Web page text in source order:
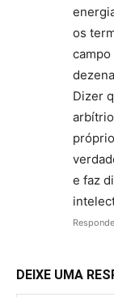
os
Dizer
e faz
DEIXE UMA